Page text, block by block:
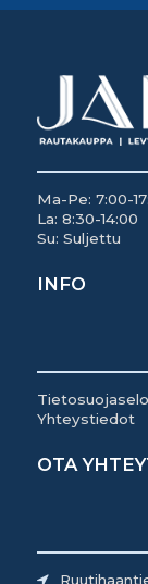
Ma-Pe: 7:00-
La: 8:30-14:00
Su: Suljettu
INFO
Yhteystiedot
OTA